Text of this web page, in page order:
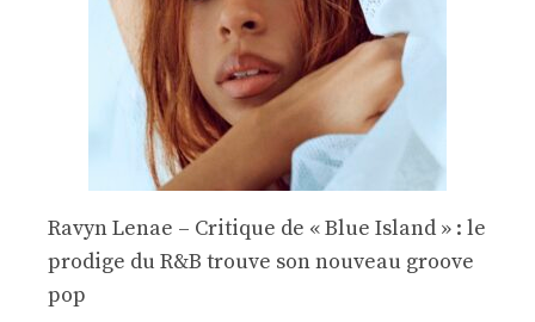
Ravyn Lenae – Critique de « Blue Island » : le
prodige du R&B trouve son nouveau groove
pop